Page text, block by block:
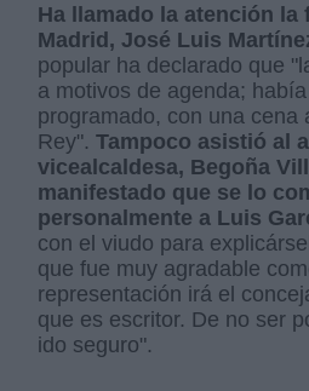
Ha llamado la atención la
Madrid, José Luis
popular ha declarado que
a motivos de agenda;
programado, con una cena
Rey".Tampoco asistió al
vicealcaldesa, Begoña
manifestado que se lo
personalmente a Luis
con el viudo para
que fue muy agradable
representación irá el
que es escritor. De no ser
ido seguro".